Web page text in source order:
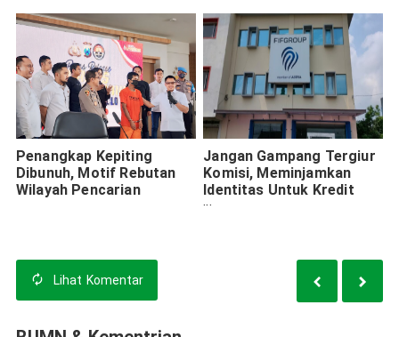
Penangkap Kepiting
Dibunuh, Motif Rebutan
Wilayah Pencarian
Jangan Gampang Tergiur
Komisi, Meminjamkan
Identitas Untuk Kredit
Motor Bakal Berujung Bui
Lihat Komentar